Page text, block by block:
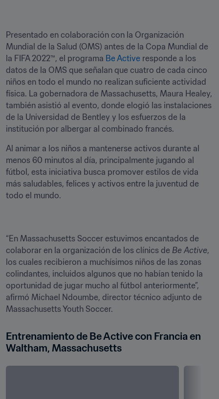
Presentado en colaboración con la Organización
Mundial de la Salud (OMS) antes de la Copa Mundial de
la FIFA 2022™, el programa Be Active responde a los
datos de la OMS que señalan que cuatro de cada cinco
niños en todo el mundo no realizan suficiente actividad
física. La gobernadora de Massachusetts, Maura Healey,
también asistió al evento, donde elogió las instalaciones
de la Universidad de Bentley y los esfuerzos de la
institución por albergar al combinado francés.
Al animar a los niños a mantenerse activos durante al
menos 60 minutos al día, principalmente jugando al
fútbol, esta iniciativa busca promover estilos de vida
más saludables, felices y activos entre la juventud de
todo el mundo.
“En Massachusetts Soccer estuvimos encantados de
colaborar en la organización de los clínics de Be Active,
los cuales recibieron a muchísimos niños de las zonas
colindantes, incluidos algunos que no habían tenido la
oportunidad de jugar mucho al fútbol anteriormente”,
afirmó Michael Ndoumbe, director técnico adjunto de
Massachusetts Youth Soccer.
Entrenamiento de Be Active con Francia en
Waltham, Massachusetts